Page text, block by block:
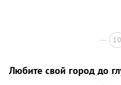
10
Любите свой город до